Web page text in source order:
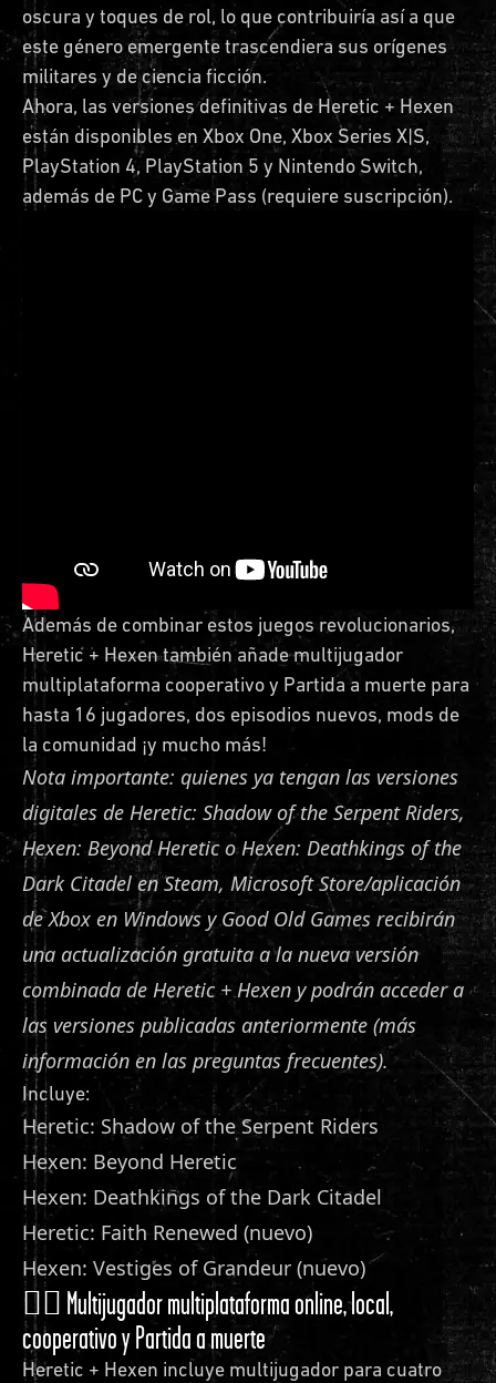
oscura y toques de rol, lo que contribuiría así a que
este género emergente trascendiera sus orígenes
militares y de ciencia ficción.
Ahora, las versiones definitivas de Heretic + Hexen
están disponibles en Xbox One, Xbox Series X|S,
PlayStation 4, PlayStation 5 y Nintendo Switch,
además de PC y Game Pass (requiere suscripción).
Además de combinar estos juegos revolucionarios,
Heretic + Hexen también añade multijugador
multiplataforma cooperativo y Partida a muerte para
hasta 16 jugadores, dos episodios nuevos, mods de
la comunidad ¡y mucho más!
Nota importante: quienes ya tengan las versiones
digitales de Heretic: Shadow of the Serpent Riders,
Hexen: Beyond Heretic o Hexen: Deathkings of the
Dark Citadel en Steam, Microsoft Store/aplicación
de Xbox en Windows y Good Old Games recibirán
una actualización gratuita a la nueva versión
combinada de Heretic + Hexen y podrán acceder a
las versiones publicadas anteriormente (más
información en las preguntas frecuentes).
Incluye:
Heretic: Shadow of the Serpent Riders
Hexen: Beyond Heretic
Hexen: Deathkings of the Dark Citadel
Heretic: Faith Renewed (nuevo)
Hexen: Vestiges of Grandeur (nuevo)
🤼‍♂️ Multijugador multiplataforma online, local,
cooperativo y Partida a muerte
Heretic + Hexen incluye multijugador para cuatro